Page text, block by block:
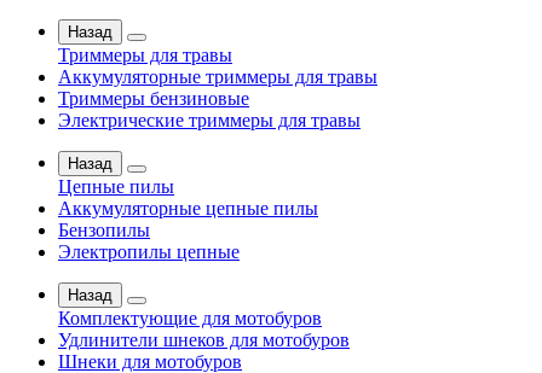
Назад
Триммеры для травы
Аккумуляторные триммеры для травы
Триммеры бензиновые
Электрические триммеры для травы
Назад
Цепные пилы
Аккумуляторные цепные пилы
Бензопилы
Электропилы цепные
Назад
Комплектующие для мотобуров
Удлинители шнеков для мотобуров
Шнеки для мотобуров